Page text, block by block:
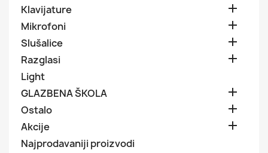
Klavijature 
Mikrofoni 
Slušalice 
Razglasi 
Light
GLAZBENA ŠKOLA

Ostalo 
Akcije 
Najprodavaniji proizvodi